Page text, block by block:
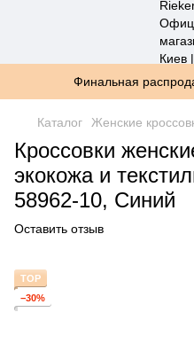
Финальная
Каталог Женские
Кроссовки
экокожа и
58962-10, Синий
Оставить отзыв
TOP
−30%